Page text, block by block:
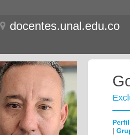
docentes.unal.edu.co
|